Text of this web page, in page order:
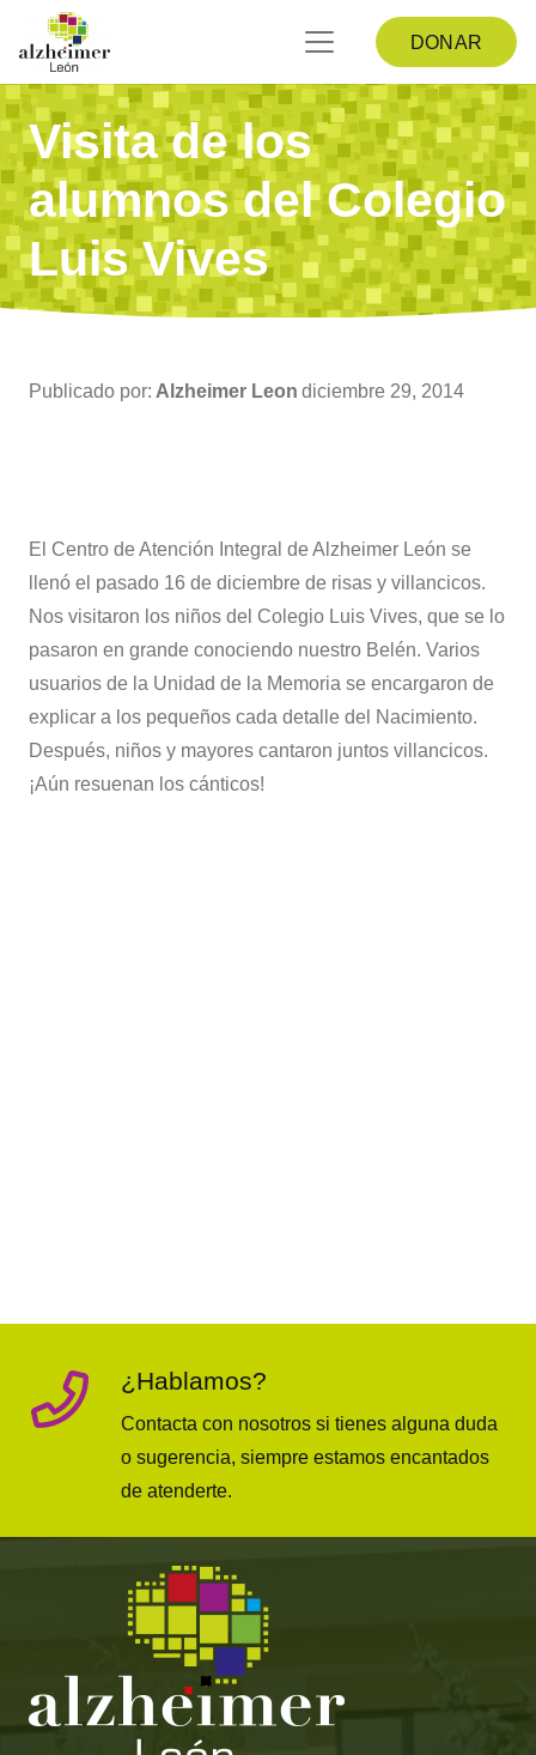
DONAR
Visita de los
alumnos del Colegio
Luis Vives
Publicado por: Alzheimer Leon diciembre 29, 2014
El Centro de Atención Integral de Alzheimer León se
llenó el pasado 16 de diciembre de risas y villancicos.
Nos visitaron los niños del Colegio Luis Vives, que se lo
pasaron en grande conociendo nuestro Belén. Varios
usuarios de la Unidad de la Memoria se encargaron de
explicar a los pequeños cada detalle del Nacimiento.
Después, niños y mayores cantaron juntos villancicos.
¡Aún resuenan los cánticos!
¿Hablamos?
Contacta con nosotros si tienes alguna duda
o sugerencia, siempre estamos encantados
de atenderte.